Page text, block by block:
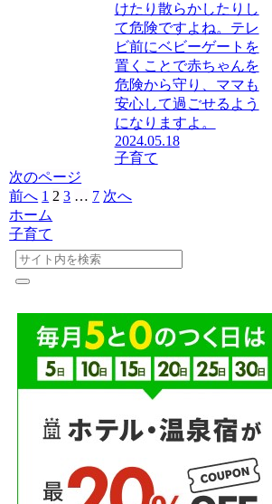
けたり散らかしたりし
て危険ですよね。テレ
ビ前にベビーゲートを
置くことで赤ちゃんを
危険から守り、ママも
安心して過ごせるよう
になりますよ。
2024.05.18
子育て
次のページ
前へ 1 2 3 … 7 次へ
ホーム
子育て